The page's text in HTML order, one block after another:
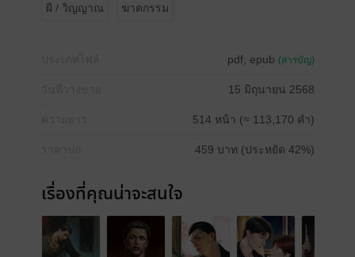
ผี / วิญญาณ ฆาตกรรม
pdf, epub (สารบัญ)
15 มิถุนายน 2568
514 หน้า (≈ 113,170 คำ)
459 บาท (ประหยัด 42%)
เรื่องที่คุณน่าจะสนใจ